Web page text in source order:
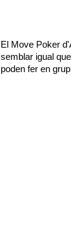
El Move Poker
semblar igual
poden fer en